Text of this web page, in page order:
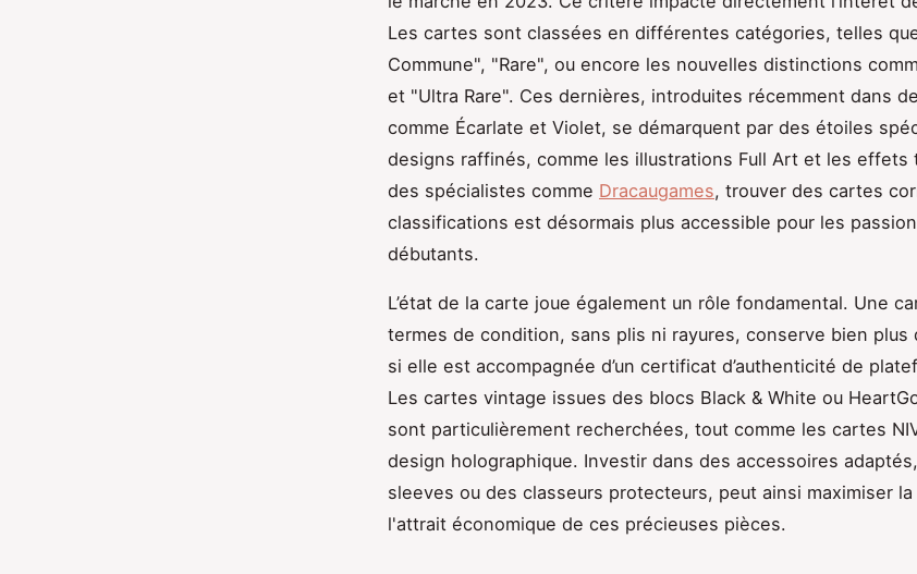
Les cartes sont classées en différentes catégories, telles
Commune", "Rare", ou encore les nouvelles distinctions
et "Ultra Rare". Ces dernières, introduites récemment dans
comme Écarlate et Violet, se démarquent par des étoiles
designs raffinés, comme les illustrations Full Art et les effets
des spécialistes comme Dracaugames, trouver des cartes
classifications est désormais plus accessible pour les
débutants.
L’état de la carte joue également un rôle fondamental. Une
termes de condition, sans plis ni rayures, conserve bien plus
si elle est accompagnée d’un certificat d’authenticité de
Les cartes vintage issues des blocs Black & White ou
sont particulièrement recherchées, tout comme les cartes
design holographique. Investir dans des accessoires
sleeves ou des classeurs protecteurs, peut ainsi maximiser
l'attrait économique de ces précieuses pièces.